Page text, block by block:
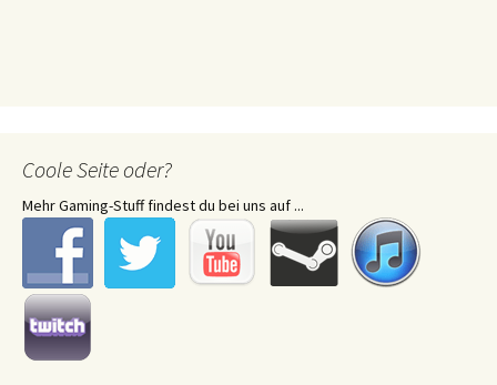
Coole Seite oder?
Mehr Gaming-Stuff findest du bei uns auf ...